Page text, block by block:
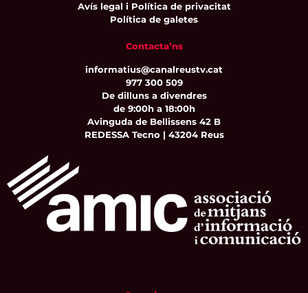
Avís legal i Política de privacitat
Política de galetes
Contacta’ns
informatius@canalreustv.cat
977 300 509
De dilluns a divendres
de 9:00h a 18:00h
Avinguda de Bellissens 42 B
REDESSA Tecno | 43204 Reus